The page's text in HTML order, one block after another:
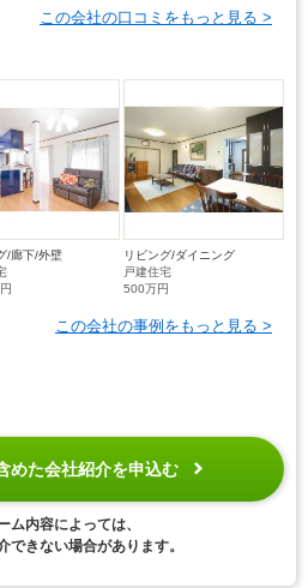
この会社の口コミをもっと見る >
/廊下/外壁
リビング/ダイニング
戸建住宅
500万円
この会社の事例をもっと見る >
めた会社紹介を申込む
ム内容によっては、
できない場合があります。